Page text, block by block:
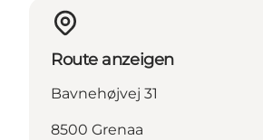
Route anzeigen
Bavnehøjvej 31
8500 Grenaa